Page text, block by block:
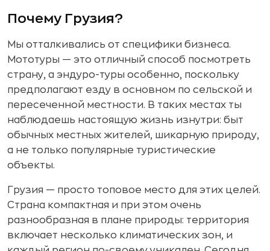
Почему Грузия?
Мы отталкивались от специфики бизнеса.
Мототуры — это отличный способ посмотреть
страну, а эндуро-туры особенно, поскольку
предполагают езду в основном по сельской и
пересеченной местности. В таких местах ты
наблюдаешь настоящую жизнь изнутри: быт
обычных местных жителей, шикарную природу,
а не только популярные туристические
объекты.
Грузия — просто топовое место для этих целей.
Страна компактная и при этом очень
разнообразная в плане природы: территория
включает несколько климатических зон, и